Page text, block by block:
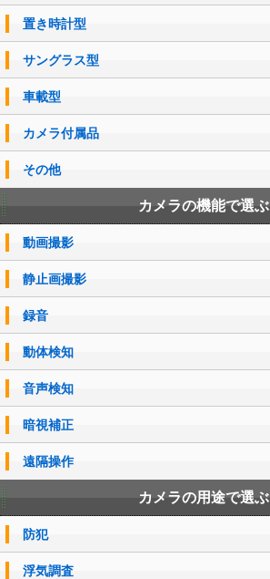
置き時計型
サングラス型
車載型
カメラ付属品
その他
カメラの機能で選ぶ
動画撮影
静止画撮影
録音
動体検知
音声検知
暗視補正
遠隔操作
カメラの用途で選ぶ
防犯
浮気調査